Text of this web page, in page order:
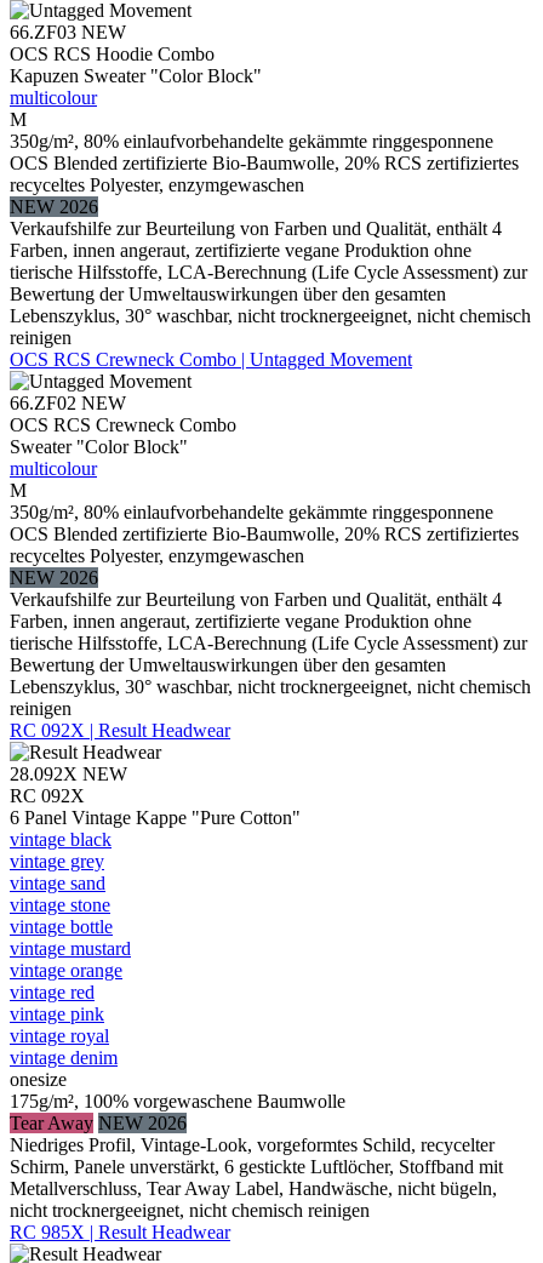
66.ZF03 NEW
OCS RCS Hoodie Combo
Kapuzen Sweater "Color Block"
multicolour
M
350g/m², 80% einlaufvorbehandelte gekämmte ringgesponnene
OCS Blended zertifizierte Bio-Baumwolle, 20% RCS zertifiziertes
recyceltes Polyester, enzymgewaschen
NEW 2026
Verkaufshilfe zur Beurteilung von Farben und Qualität, enthält 4
Farben, innen angeraut, zertifizierte vegane Produktion ohne
tierische Hilfsstoffe, LCA-Berechnung (Life Cycle Assessment) zur
Bewertung der Umweltauswirkungen über den gesamten
Lebenszyklus, 30° waschbar, nicht trocknergeeignet, nicht chemisch
reinigen
OCS RCS Crewneck Combo | Untagged Movement
66.ZF02 NEW
OCS RCS Crewneck Combo
Sweater "Color Block"
multicolour
M
350g/m², 80% einlaufvorbehandelte gekämmte ringgesponnene
OCS Blended zertifizierte Bio-Baumwolle, 20% RCS zertifiziertes
recyceltes Polyester, enzymgewaschen
NEW 2026
Verkaufshilfe zur Beurteilung von Farben und Qualität, enthält 4
Farben, innen angeraut, zertifizierte vegane Produktion ohne
tierische Hilfsstoffe, LCA-Berechnung (Life Cycle Assessment) zur
Bewertung der Umweltauswirkungen über den gesamten
Lebenszyklus, 30° waschbar, nicht trocknergeeignet, nicht chemisch
reinigen
RC 092X | Result Headwear
28.092X NEW
RC 092X
6 Panel Vintage Kappe "Pure Cotton"
vintage black
vintage grey
vintage sand
vintage stone
vintage bottle
vintage mustard
vintage orange
vintage red
vintage pink
vintage royal
vintage denim
onesize
175g/m², 100% vorgewaschene Baumwolle
Tear Away NEW 2026
Niedriges Profil, Vintage-Look, vorgeformtes Schild, recycelter
Schirm, Panele unverstärkt, 6 gestickte Luftlöcher, Stoffband mit
Metallverschluss, Tear Away Label, Handwäsche, nicht bügeln,
nicht trocknergeeignet, nicht chemisch reinigen
RC 985X | Result Headwear